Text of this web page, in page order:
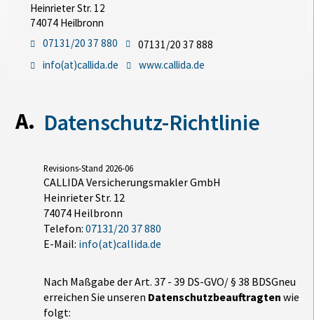
Heinrieter Str. 12
74074 Heilbronn
07131/20 37 880
07131/20 37 888
info(at)callida.de
www.callida.de
Datenschutz-Richtlinie
Revisions-Stand 2026-06
CALLIDA Versicherungsmakler GmbH
Heinrieter Str. 12
74074 Heilbronn
Telefon:07131/20 37 880
E-Mail: info(at)callida.de
Nach Maßgabe der Art. 37 - 39 DS-GVO/ § 38 BDSGneu
erreichen Sie unseren Datenschutzbeauftragten wie
folgt: